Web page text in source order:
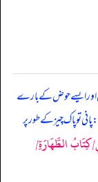
اور ایسے حوض کے بارے
تو پاک چیز کے طور پر
كِتَابُ الطَّهَارَةِ/